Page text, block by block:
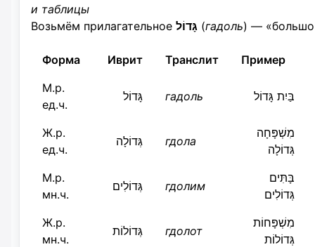
и таблицы
Возьмём прилагательное גָּדוֹל (гадоль) —
Форма Иврит Транслит
Пример
М.р.
ед.ч.
גָּדוֹל гадоль בַּיִת גָּדוֹל
Ж.р.
ед.ч.
גְּדוֹלָה гдола
מִשְׁפָּחָה
גְּדוֹלָה
М.р.
мн.ч.
גְּדוֹלִים гдолим
בָּתִּים
גְּדוֹלִים
Ж.р.
мн.ч.
גְּדוֹלוֹת гдолот
מִשְׁפָּחוֹת
גְּדוֹלוֹת